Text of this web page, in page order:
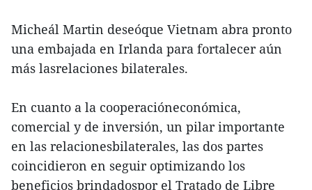
Micheál Martin deseóque Vietnam abra pronto
una embajada en Irlanda para fortalecer aún
más lasrelaciones bilaterales.
En cuanto a la cooperacióneconómica,
comercial y de inversión, un pilar importante
en las relacionesbilaterales, las dos partes
coincidieron en seguir optimizando los
beneficios brindadospor el Tratado de Libre